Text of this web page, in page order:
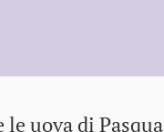
le uova di Pasqua